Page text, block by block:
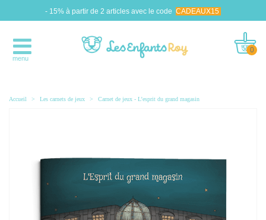
- 15% à partir de 2 articles avec le code CADEAUX15
menu
0
Accueil > Les carnets de jeux > Carnet de jeux - L’esprit du grand magasin